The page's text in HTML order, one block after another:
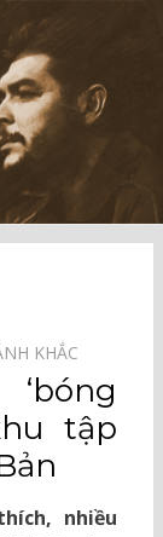
KHẮC⠀
tập
nhiều